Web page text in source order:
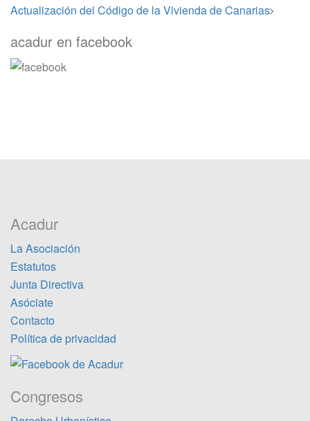
de
entradas
Actualización del Código de la Vivienda de Canarias
acadur en facebook
Acadur
La Asociación
Estatutos
Junta Directiva
Asóciate
Contacto
Política de privacidad
Congresos